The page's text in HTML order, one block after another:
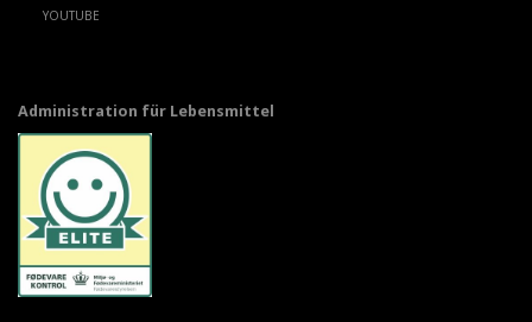
YOUTUBE
Administration für Lebensmittel